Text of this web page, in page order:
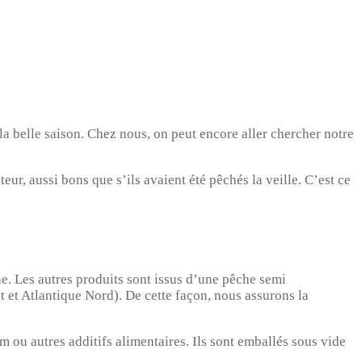
belle saison. Chez nous, on peut encore aller chercher notre
aussi bons que s’ils avaient été pêchés la veille. C’est ce
autres produits sont issus d’une pêche semi
Atlantique Nord). De cette façon, nous assurons la
ou autres additifs alimentaires. Ils sont emballés sous vide